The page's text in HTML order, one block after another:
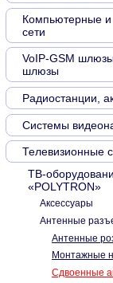
Компьютерные
сети
VoIP-GSM
шлюзы
Радиостанции,
Системы
Телевизионные
ТВ-
«POLYTRON»
Аксесcуары
Антенные
Антенные
Монтажные
Сдвоенные